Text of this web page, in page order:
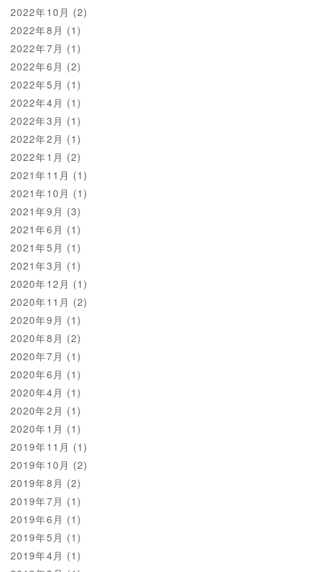
2022年10月 (2)
2022年8月 (1)
2022年7月 (1)
2022年6月 (2)
2022年5月 (1)
2022年4月 (1)
2022年3月 (1)
2022年2月 (1)
2022年1月 (2)
2021年11月 (1)
2021年10月 (1)
2021年9月 (3)
2021年6月 (1)
2021年5月 (1)
2021年3月 (1)
2020年12月 (1)
2020年11月 (2)
2020年9月 (1)
2020年8月 (2)
2020年7月 (1)
2020年6月 (1)
2020年4月 (1)
2020年2月 (1)
2020年1月 (1)
2019年11月 (1)
2019年10月 (2)
2019年8月 (2)
2019年7月 (1)
2019年6月 (1)
2019年5月 (1)
2019年4月 (1)